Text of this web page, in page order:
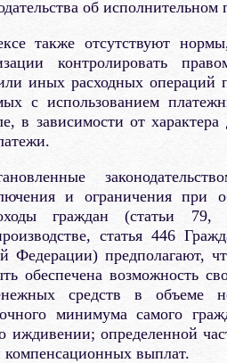
об исполнительном
также отсутствуют
контролировать
иных расходных операций
с использованием
в зависимости от
и ограничения при
граждан (статьи
статья 446
Федерации) предполагают,
обеспечена возможность
средств в объеме
минимума самого
иждивении; определенной
компенсационных выплат.